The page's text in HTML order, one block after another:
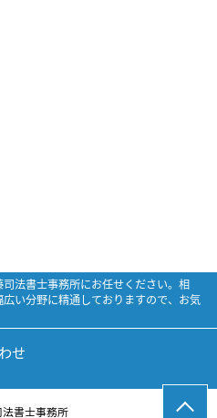
法書士事務所にお任せください。相
い分野に精通しておりますので、お気
せ
書士事務所